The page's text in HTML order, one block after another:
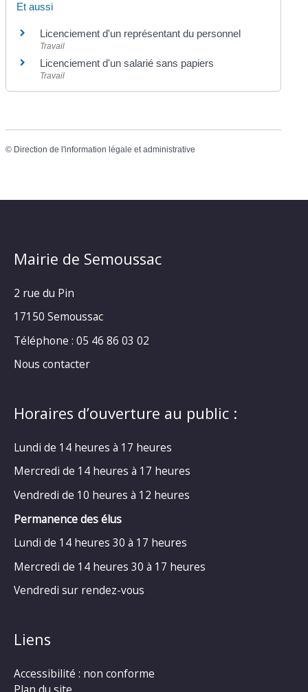
Et aussi
Licenciement d'un représentant du personnel
Travail
Licenciement d'un salarié sans papiers
Travail
© Direction de l'information légale et administrative
Mairie de Semoussac
2 rue du Pin
17150 Semoussac
Téléphone : 05 46 86 03 02
Nous contacter
Horaires d’ouverture au public :
Lundi de 14 heures à 17 heures
Mercredi de 14 heures à 17 heures
Vendredi de 10 heures à 12 heures
Permanence des élus
Lundi de 14 heures 30 à 17 heures
Mercredi de 14 heures 30 à 17 heures
Vendredi sur rendez-vous
Liens
Accessibilité : non conforme